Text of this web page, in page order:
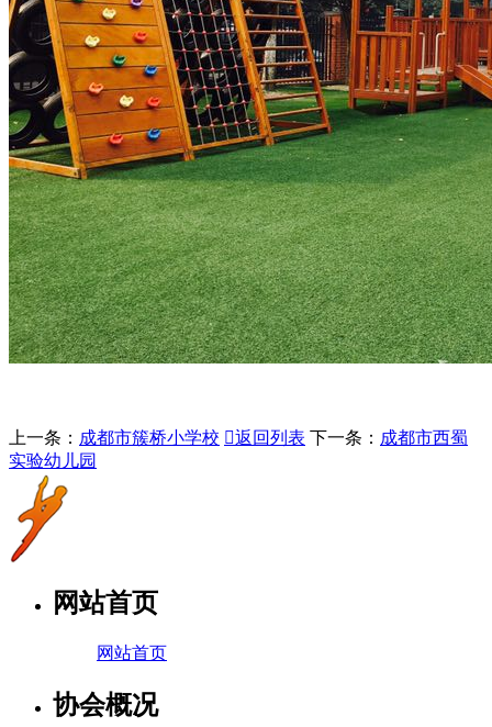
上一条： 成都市簇桥小学校 返回列表 下一条： 成都市西蜀
实验幼儿园
网站首页
网站首页
协会概况